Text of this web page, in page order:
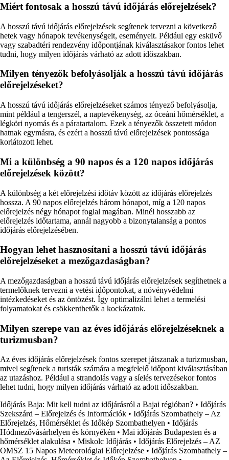
Miért fontosak a hosszú távú időjárás előrejelzések?
A hosszú távú időjárás előrejelzések segítenek tervezni a következő
hetek vagy hónapok tevékenységeit, eseményeit. Például egy esküvő
vagy szabadtéri rendezvény időpontjának kiválasztásakor fontos lehet
tudni, hogy milyen időjárás várható az adott időszakban.
Milyen tényezők befolyásolják a hosszú távú időjárás
előrejelzéseket?
A hosszú távú időjárás előrejelzéseket számos tényező befolyásolja,
mint például a tengerszél, a naptevékenység, az óceáni hőmérséklet, a
légköri nyomás és a páratartalom. Ezek a tényezők összetett módon
hatnak egymásra, és ezért a hosszú távú előrejelzések pontossága
korlátozott lehet.
Mi a különbség a 90 napos és a 120 napos időjárás
előrejelzések között?
A különbség a két előrejelzési időtáv között az időjárás előrejelzés
hossza. A 90 napos előrejelzés három hónapot, míg a 120 napos
előrejelzés négy hónapot foglal magában. Minél hosszabb az
előrejelzés időtartama, annál nagyobb a bizonytalanság a pontos
időjárás előrejelzésében.
Hogyan lehet hasznosítani a hosszú távú időjárás
előrejelzéseket a mezőgazdaságban?
A mezőgazdaságban a hosszú távú időjárás előrejelzések segíthetnek a
termelőknek tervezni a vetési időpontokat, a növényvédelmi
intézkedéseket és az öntözést. Így optimalizálni lehet a termelési
folyamatokat és csökkenthetők a kockázatok.
Milyen szerepe van az éves időjárás előrejelzéseknek a
turizmusban?
Az éves időjárás előrejelzések fontos szerepet játszanak a turizmusban,
mivel segítenek a turisták számára a megfelelő időpont kiválasztásában
az utazáshoz. Például a strandolás vagy a síelés tervezésekor fontos
lehet tudni, hogy milyen időjárás várható az adott időszakban.
Időjárás Baja: Mit kell tudni az időjárásról a Bajai régióban? • Időjárás
Szekszárd – Előrejelzés és Információk • Időjárás Szombathely – Az
Előrejelzés, Hőmérséklet és Időkép Szombathelyen • Időjárás
Hódmezővásárhelyen és környékén • Mai időjárás Budapesten és a
hőmérséklet alakulása • Miskolc Időjárás • Időjárás Előrejelzés – AZ
OMSZ 15 Napos Meteorológiai Előrejelzése • Időjárás Szombathely –